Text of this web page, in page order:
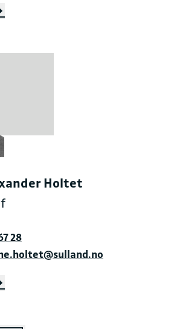
Holtet
28